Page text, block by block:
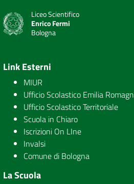
Liceo Scientifico
Enrico Fermi
Bologna
Link Esterni
MIUR
Ufficio Scolastico Emilia
Ufficio Scolastico Territoriale
Scuola in Chiaro
Iscrizioni On LIne
Invalsi
Comune di Bologna
La Scuola